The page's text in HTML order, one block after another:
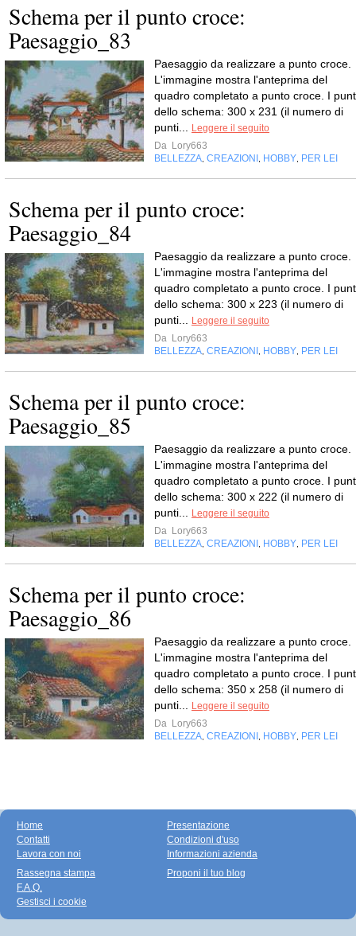
Schema per il punto croce:
Paesaggio_83
Paesaggio da realizzare a punto croce.
L'immagine mostra l'anteprima del
quadro completato a punto croce. I
dello schema: 300 x 231 (il numero di
punti...
Leggere il seguito
Da Lory663
BELLEZZA CREAZIONI HOBBY PER LEI
Schema per il punto croce:
Paesaggio_84
Paesaggio da realizzare a punto croce.
L'immagine mostra l'anteprima del
quadro completato a punto croce. I
dello schema: 300 x 223 (il numero di
punti...
Leggere il seguito
Da Lory663
BELLEZZA CREAZIONI HOBBY PER LEI
Schema per il punto croce:
Paesaggio_85
Paesaggio da realizzare a punto croce.
L'immagine mostra l'anteprima del
quadro completato a punto croce. I
dello schema: 300 x 222 (il numero di
punti...
Leggere il seguito
Da Lory663
BELLEZZA CREAZIONI HOBBY PER LEI
Schema per il punto croce:
Paesaggio_86
Paesaggio da realizzare a punto croce.
L'immagine mostra l'anteprima del
quadro completato a punto croce. I
dello schema: 350 x 258 (il numero di
punti...
Leggere il seguito
Da Lory663
BELLEZZA CREAZIONI HOBBY PER LEI
Home
Contatti
Lavora con noi
Presentazione
Condizioni d'uso
Informazioni azienda
Rassegna stampa
F.A.Q.
Gestisci i cookie
Proponi il tuo blog